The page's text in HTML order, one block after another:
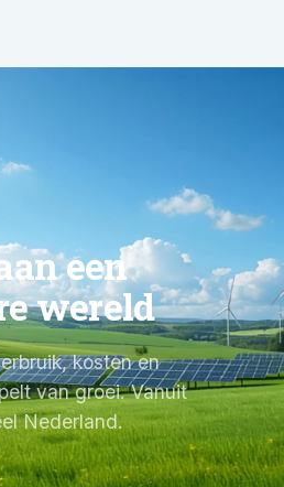
een
wereld
kosten en
van groei. Vanuit
Nederland.